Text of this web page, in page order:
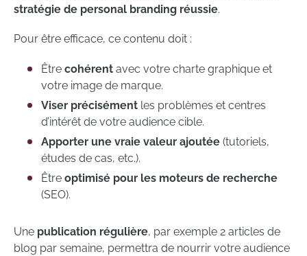
stratégie de personal branding réussie.
Pour être efficace, ce contenu doit :
Être cohérent avec votre charte graphique et
votre image de marque.
Viser précisément les problèmes et centres
d’intérêt de votre audience cible.
Apporter une vraie valeur ajoutée (tutoriels,
études de cas, etc.).
Être optimisé pour les moteurs de recherche
(SEO).
Une publication régulière, par exemple 2 articles de
blog par semaine, permettra de nourrir votre audience